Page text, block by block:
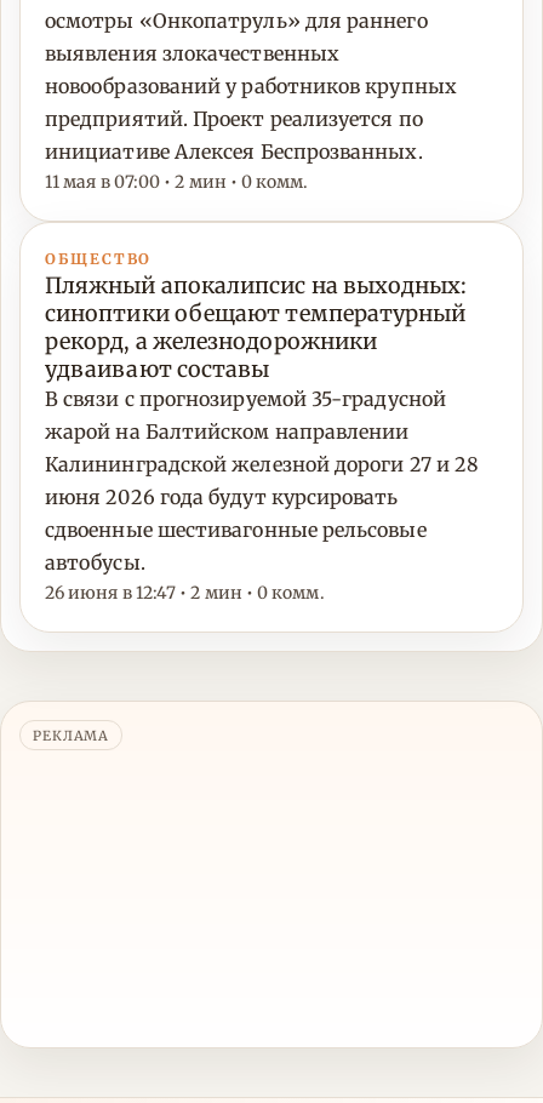
осмотры «Онкопатруль» для раннего
выявления злокачественных
новообразований у работников крупных
предприятий. Проект реализуется по
инициативе Алексея Беспрозванных.
11 мая в 07:00 • 2 мин • 0 комм.
ОБЩЕСТВО
Пляжный апокалипсис на выходных:
синоптики обещают температурный
рекорд, а железнодорожники
удваивают составы
В связи с прогнозируемой 35-градусной
жарой на Балтийском направлении
Калининградской железной дороги 27 и 28
июня 2026 года будут курсировать
сдвоенные шестивагонные рельсовые
автобусы.
26 июня в 12:47 • 2 мин • 0 комм.
РЕКЛАМА